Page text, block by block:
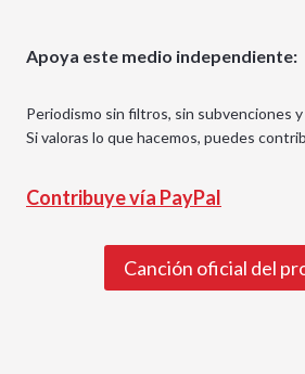
Apoya este medio independiente:
Periodismo sin filtros, sin subvenciones
Si valoras lo que hacemos, puedes
Contribuye vía PayPal
Canción oficial del